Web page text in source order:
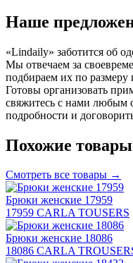
Наше
«Lindaily» заботится об
Мы отвечаем за
подбираем их по размеру
Готовы организовать
свяжитесь с нами любым
подробности и
Похожие товары
Смотреть все товары →
Брюки женские 17959
17959 CARLA TOUSERS
Брюки женские 18086
18086 CARLA